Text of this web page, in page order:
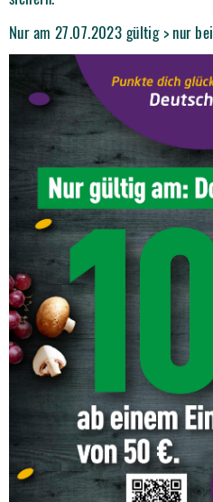
Nur am 27.07.2023 gültig > nur bei